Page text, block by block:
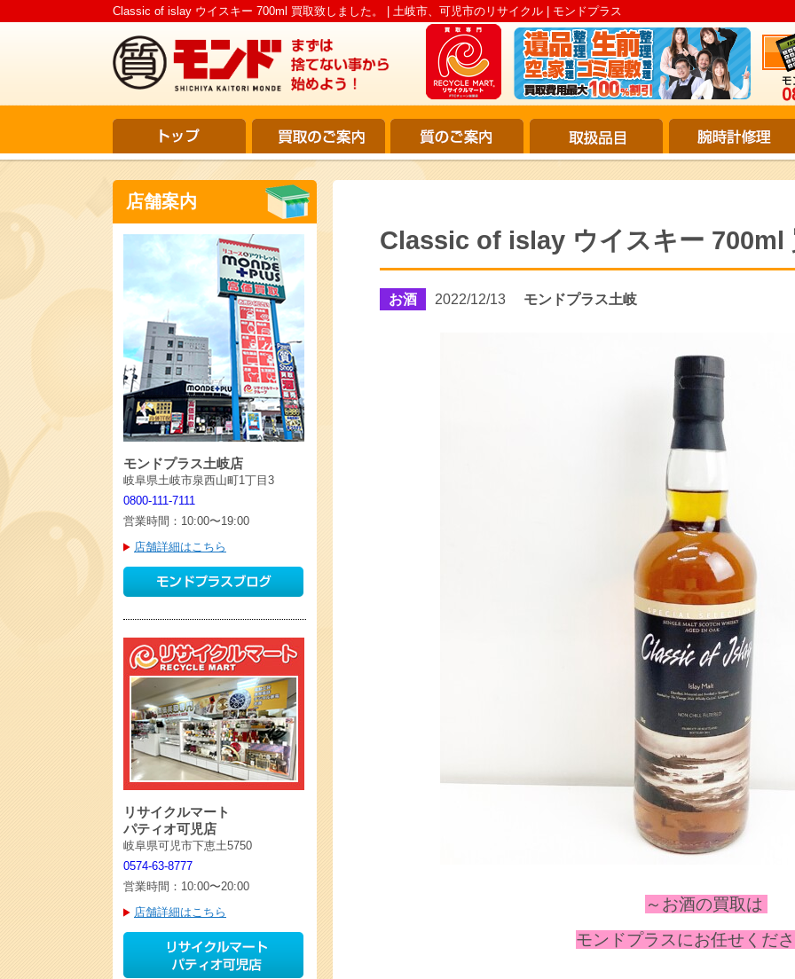
Classic of islay ウイスキー 700ml 買取致しました。 | 土岐市、可児市のリサイクル | モンドプラス
Classic of islay ウイスキー 700ml
お酒 2022/12/13 モンドプラス土岐
～お酒の買取は
モンドプラスにお任せくだ
店舗案内
モンドプラス土岐店
岐阜県土岐市泉西山町1丁目3
0800-111-7111
営業時間：10:00〜19:00
店舗詳細はこちら
リサイクルマート
パティオ可児店
岐阜県可児市下恵土5750
0574-63-8777
営業時間：10:00〜20:00
店舗詳細はこちら